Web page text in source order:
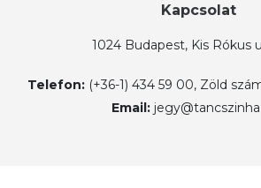
Kapcsolat
1024 Budapest, Kis Rókus
Telefon: (+36-1) 434 59 00, Zöld
Email: